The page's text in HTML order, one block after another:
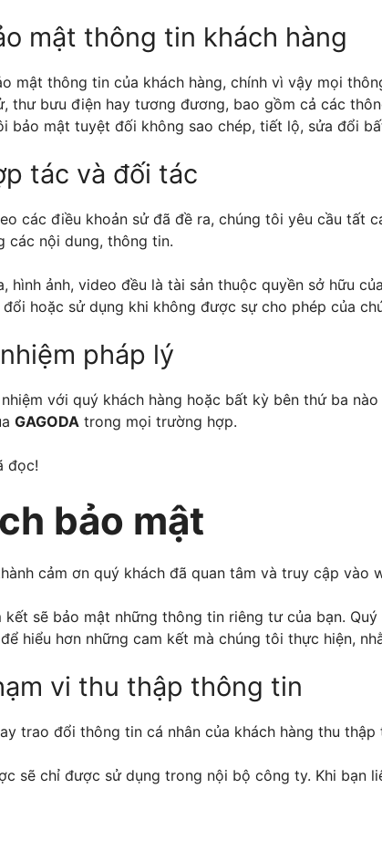
mật thông tin khách hàng
mật thông tin của khách hàng, chính vì vậy mọi
thư bưu điện hay tương đương, bao gồm cả các
bảo mật tuyệt đối không sao chép, tiết lộ, sửa đổi
tác và đối tác
các điều khoản sử đã đề ra, chúng tôi yêu cầu tất
các nội dung, thông tin.
hình ảnh, video đều là tài sản thuộc quyền sở hữu của
hoặc sử dụng khi không được sự cho phép của
pháp lý
với quý khách hàng hoặc bất kỳ bên thứ ba
GAGODA trong mọi trường hợp.
đọc!
bảo mật
cảm ơn quý khách đã quan tâm và truy cập vào
sẽ bảo mật những thông tin riêng tư của bạn. Quý
hiểu hơn những cam kết mà chúng tôi thực hiện,
vi thu thập thông tin
trao đổi thông tin cá nhân của khách hàng thu
sẽ chỉ được sử dụng trong nội bộ công ty. Khi bạn